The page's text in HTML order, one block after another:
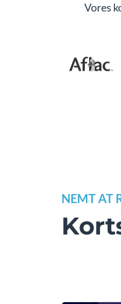
Vores
NEMT AT